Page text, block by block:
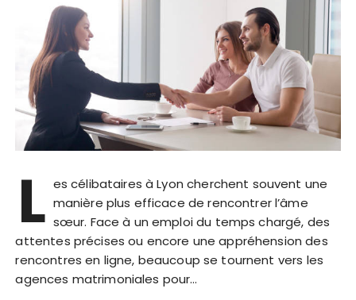
L es célibataires à Lyon cherchent souvent une
manière plus efficace de rencontrer l’âme
sœur. Face à un emploi du temps chargé, des
attentes précises ou encore une appréhension des
rencontres en ligne, beaucoup se tournent vers les
agences matrimoniales pour…